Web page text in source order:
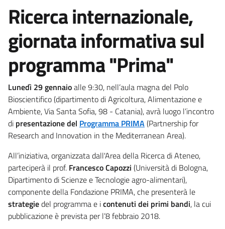
Ricerca internazionale,
giornata informativa sul
programma "Prima"
Lunedì 29 gennaioalle 9:30, nell’aula magna del Polo
Bioscientifico (dipartimento di Agricoltura, Alimentazione e
Ambiente, Via Santa Sofia, 98 - Catania), avrà luogo l’incontro
di presentazione del ​Programma PRIMA(Partnership for
Research and Innovation in the Mediterranean Area).
All’iniziativa, organizzata dall'Area della Ricerca di Ateneo,
parteciperà il prof. Francesco Capozzi (Università di Bologna,
Dipartimento di Scienze e Tecnologie agro-alimentari),
componente della Fondazione PRIMA, che presenterà le
strategiedel programma e icontenuti dei primi bandi, la cui
pubblicazione è prevista per l’8 febbraio 2018.